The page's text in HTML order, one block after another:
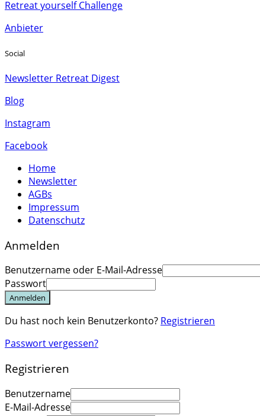
Retreat yourself Challenge
Anbieter
Social
Newsletter Retreat Digest
Blog
Instagram
Facebook
Home
Newsletter
AGBs
Impressum
Datenschutz
Anmelden
Benutzername oder E-Mail-Adresse
Passwort
Anmelden
Du hast noch kein Benutzerkonto? Registrieren
Passwort vergessen?
Registrieren
Benutzername
E-Mail-Adresse